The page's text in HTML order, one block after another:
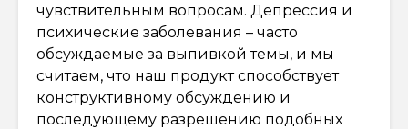
чувствительным вопросам. Депрессия и
психические заболевания – часто
обсуждаемые за выпивкой темы, и мы
считаем, что наш продукт способствует
конструктивному обсуждению и
последующему разрешению подобных